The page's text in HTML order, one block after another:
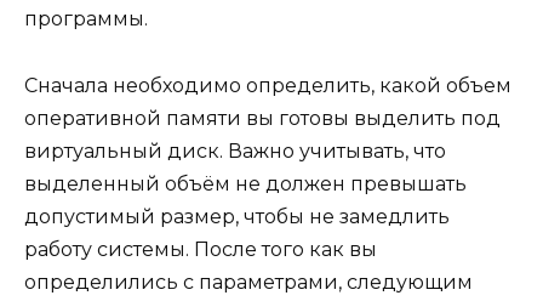
программы.
Сначала необходимо определить, какой объем
оперативной памяти вы готовы выделить под
виртуальный диск. Важно учитывать, что
выделенный объём не должен превышать
допустимый размер, чтобы не замедлить
работу системы. После того как вы
определились с параметрами, следующим